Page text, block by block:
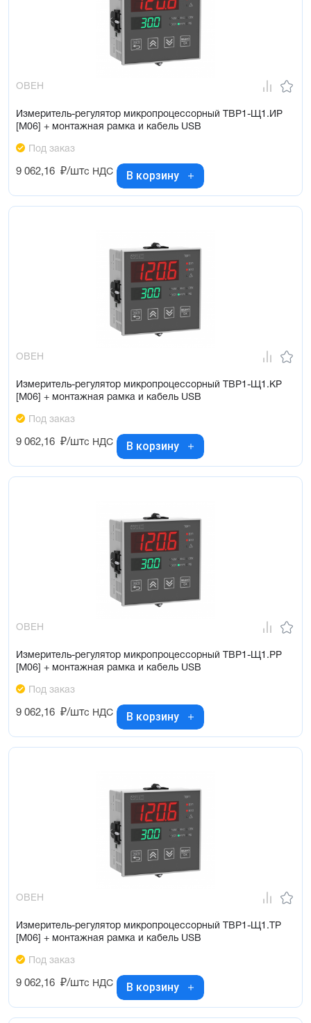
ОВЕН
Измеритель-регулятор микропроцессорный ТВР1-Щ1.ИР
[М06] + монтажная рамка и кабель USB
Под заказ
9 062,16 ₽/штс НДС В корзину
ОВЕН
Измеритель-регулятор микропроцессорный ТВР1-Щ1.КР
[М06] + монтажная рамка и кабель USB
Под заказ
9 062,16 ₽/штс НДС В корзину
ОВЕН
Измеритель-регулятор микропроцессорный ТВР1-Щ1.РР
[М06] + монтажная рамка и кабель USB
Под заказ
9 062,16 ₽/штс НДС В корзину
ОВЕН
Измеритель-регулятор микропроцессорный ТВР1-Щ1.ТР
[М06] + монтажная рамка и кабель USB
Под заказ
9 062,16 ₽/штс НДС В корзину